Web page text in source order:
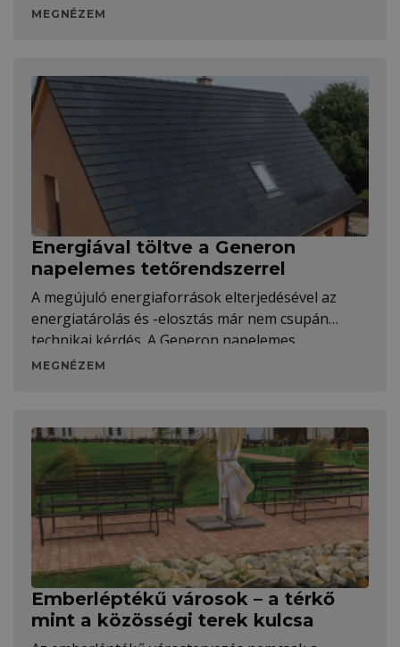
MEGNÉZEM
Energiával töltve a Generon
napelemes tetőrendszerrel
A megújuló energiaforrások elterjedésével az
energiatárolás és -elosztás már nem csupán
technikai kérdés. A Generon napelemes
tetőrendszer kompromisszummentes, esztétikus
MEGNÉZEM
Emberléptékű városok – a térkő
mint a közösségi terek kulcsa